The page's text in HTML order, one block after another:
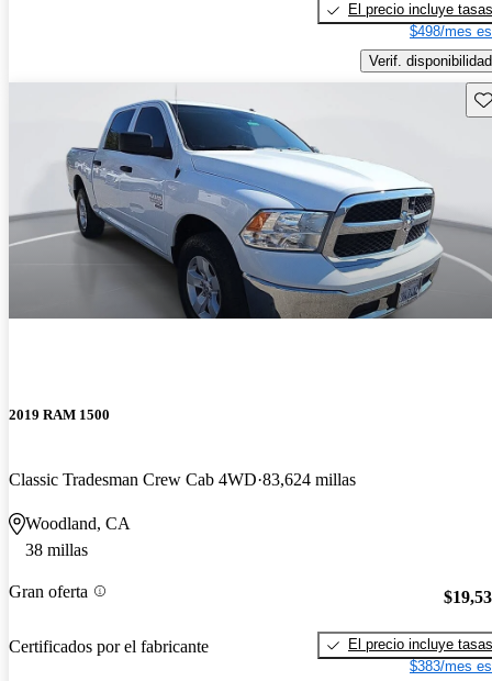
El precio incluye tasas
$498/mes
Verif. disponibilidad
2019 RAM 1500
Classic Tradesman Crew Cab 4WD 83,624 millas
Woodland, CA
38 millas
Gran oferta
Certificados por el fabricante
El precio incluye tasas
$383/mes